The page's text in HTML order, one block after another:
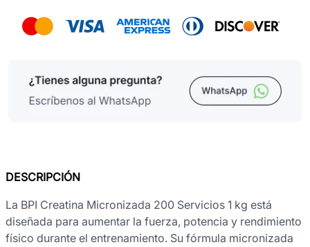
DESCRIPCIÓN
La BPI Creatina Micronizada 200 Servicios 1 kg está
diseñada para aumentar la fuerza, potencia y rendimiento
físico durante el entrenamiento. Su fórmula micronizada